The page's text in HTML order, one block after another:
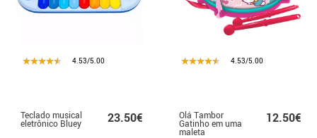
4.53/5.00
Teclado musical
eletrônico Bluey 23.50€
4.53/5.00
Olá Tambor
Gatinho em uma
maleta
12.50€